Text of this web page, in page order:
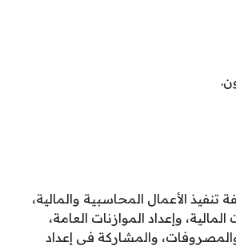
تنفيذ الأعمال المحاسبية والمالية،
وإعداد الموازنات العامة،
والمصروفات، والمشاركة في إعداد